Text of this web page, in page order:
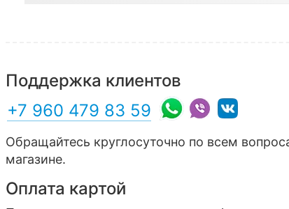
Поддержка клиентов
+7 960 479 83 59
Обращайтесь круглосуточно по всем
магазине.
Оплата картой